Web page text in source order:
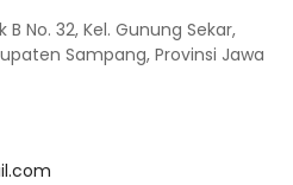
B No. 32, Kel. Gunung Sekar,
Sampang, Provinsi Jawa